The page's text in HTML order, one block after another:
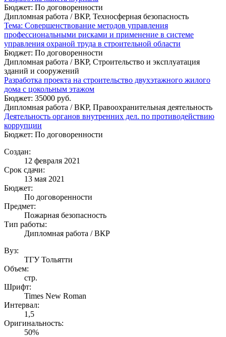
Бюджет: По договоренности
Дипломная работа / ВКР, Техносферная безопасность
Тема: Совершенствование методов управления
профессиональными рисками и применение в системе
управления охраной труда в строительной области
Бюджет: По договоренности
Дипломная работа / ВКР, Строительство и эксплуатация
зданий и сооружений
Разработка проекта на строительство двухэтажного жилого
дома с цокольным этажом
Бюджет: 35000 руб.
Дипломная работа / ВКР, Правоохранительная деятельность
Деятельность органов внутренних дел. по противодействию
коррупции
Бюджет: По договоренности
Создан:
12 февраля 2021
Срок сдачи:
13 мая 2021
Бюджет:
По договоренности
Предмет:
Пожарная безопасность
Тип работы:
Дипломная работа / ВКР
Вуз:
ТГУ Тольятти
Объем:
стр.
Шрифт:
Times New Roman
Интервал:
1,5
Оригинальность:
50%